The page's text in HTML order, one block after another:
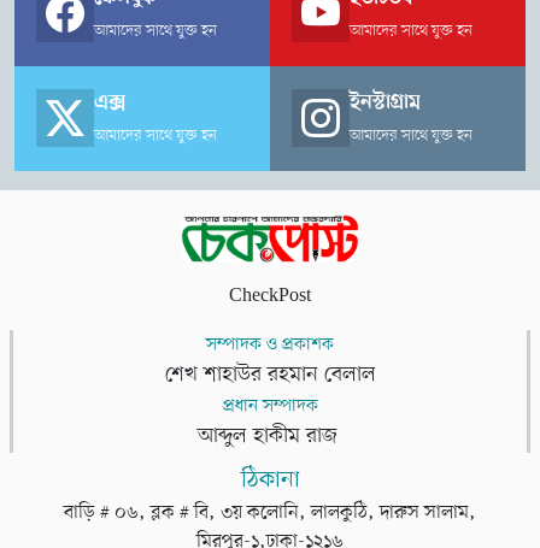
আমাদের সাথে যুক্ত হন আমাদের সাথে যুক্ত হন
এক্স
আমাদের সাথে যুক্ত হন
ইনস্টাগ্রাম
আমাদের সাথে যুক্ত হন
CheckPost
সম্পাদক ও প্রকাশক
শেখ শাহাউর রহমান বেলাল
প্রধান সম্পাদক
আব্দুল হাকীম রাজ
ঠিকানা
বাড়ি # ০৬, ব্লক # বি, ৩য় কলোনি, লালকুঠি, দারুস সালাম,
মিরপুর-১,ঢাকা-১২১৬